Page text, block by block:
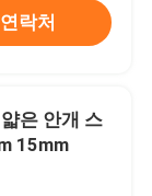
연락처
은 안개 스
15mm